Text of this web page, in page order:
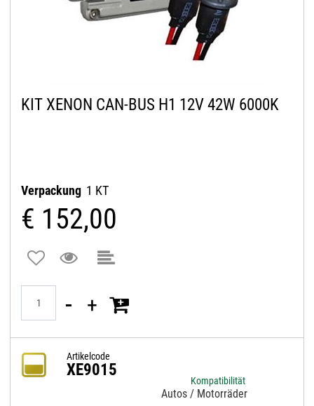
KIT XENON CAN-BUS H1 12V 42W 6000K
Verpackung 1 KT
€ 152,00
Artikelcode
XE9015
Kompatibilität
Autos / Motorräder